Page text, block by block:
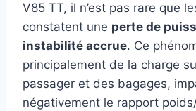
V85 TT, il n’est pas rare que
constatent une perte de
instabilité accrue. Ce
principalement de la charge
passager et des bagages,
négativement le rapport